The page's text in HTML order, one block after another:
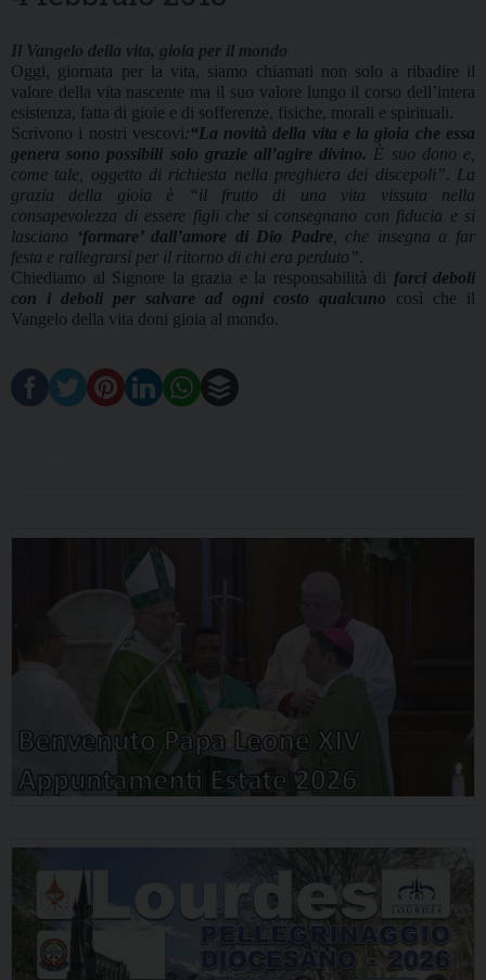
Il Vangelo della vita, gioia per il mondo
Oggi, giornata per la vita, siamo chiamati non solo a ribadire il
valore della vita nascente ma il suo valore lungo il corso dell’intera
esistenza, fatta di gioie e di sofferenze, fisiche, morali e spirituali.
Scrivono i nostri vescovi:“La novità della vita e la gioia che essa
genera sono possibili solo grazie all’agire divino. È suo dono e,
come tale, oggetto di richiesta nella preghiera dei discepoli”. La
grazia della gioia è “il frutto di una vita vissuta nella
consapevolezza di essere figli che si consegnano con fiducia e si
lasciano
‘formare’ dall’amore di Dio Padre , che insegna a far
festa e rallegrarsi per il ritorno di chi era perduto”.
Chiediamo al Signore la grazia e la responsabilità di farci deboli
con i deboli per salvare ad ogni costo qualcuno così che il
Vangelo della vita doni gioia al mondo.